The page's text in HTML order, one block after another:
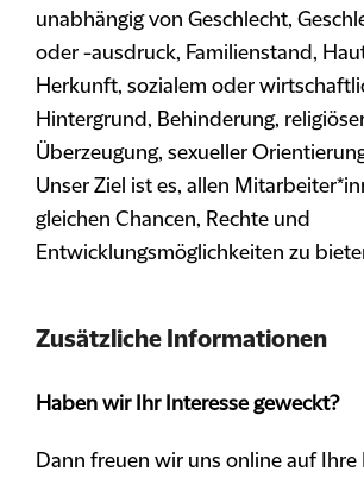
unabhängig von Geschlecht,
oder -ausdruck, Familienstand,
Herkunft, sozialem oder
Hintergrund, Behinderung,
Überzeugung, sexueller
Unser Ziel ist es, allen
gleichen Chancen, Rechte und
Entwicklungsmöglichkeiten zu
Zusätzliche Informationen
Haben wir Ihr Interesse geweckt?
Dann freuen wir uns online auf Ihre